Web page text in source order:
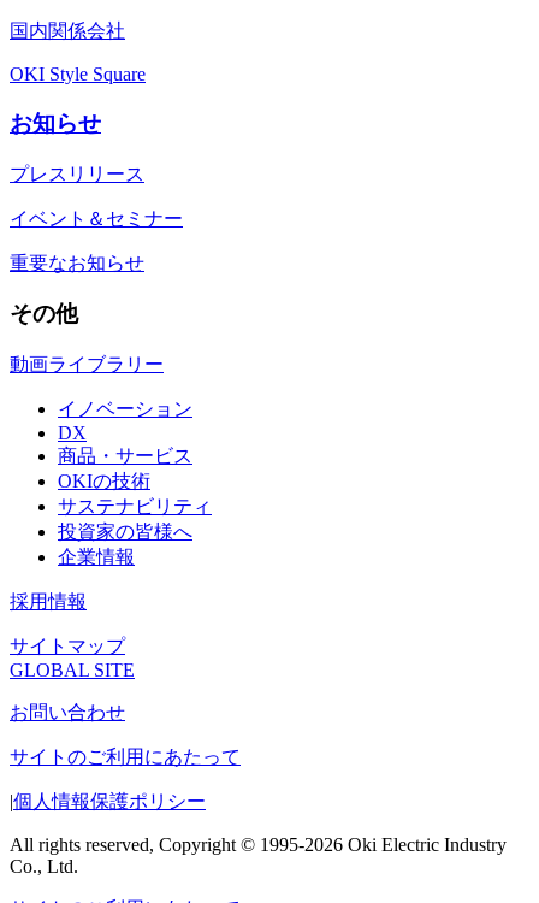
国内関係会社
OKI Style Square
お知らせ
プレスリリース
イベント＆セミナー
重要なお知らせ
その他
動画ライブラリー
イノベーション
DX
商品・サービス
OKIの技術
サステナビリティ
投資家の皆様へ
企業情報
採用情報
サイトマップ
GLOBAL SITE
お問い合わせ
サイトのご利用にあたって
|個人情報保護ポリシー
All rights reserved, Copyright © 1995-2026 Oki Electric Industry
Co., Ltd.